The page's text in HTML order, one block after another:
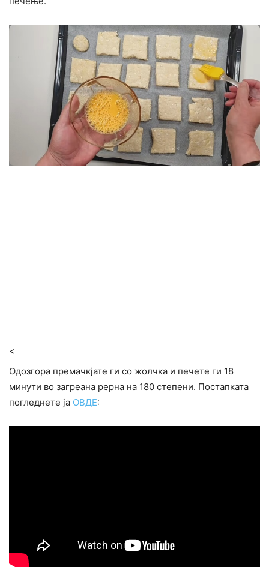
<
Одозгора премачкјате ги со жолчка и печете ги 18
минути во загреана рерна на 180 степени. Постапката
погледнете ја ОВДЕ: